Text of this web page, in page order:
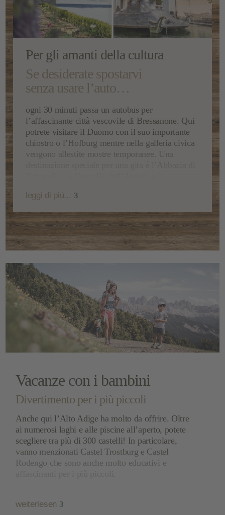
Per gli amanti della cultura
Se desiderate spostarvi
senza usare l’auto…
ogni 30 minuti passa un autobus per
l’affascinante città vescovile di Bressanone. Qui
potrete visitare il Duomo con il suo importante
chiostro o l’Hofburg mentre nella galleria civica
vengono allestite mostre temporanee. Una
30 minuti aBolzano , che con la Piazza Walther e
il suo famoso mercato della frutta è del
capoluogo della provincia
! Qui si può
passeggiare sotto i portici e acquistare qualche
bel souvenir nei piccoli negozi. Interessante è
anche il Museo di Scienze Naturali, dove è
conservatoÖtzi, l’uomo dei ghiacci
gelato, una buona pizza o un aperitivo solo
sempre la conclusione ideale della vostra gita a
Bolzano!
leggi di più... 3
Vacanze con i bambini
Divertimento per i più piccoli
Anche qui l’Alto Adige ha molto da offrire. Oltre
ai numerosi laghi e alle piscine all’aperto, potete
scegliere tra più di 300 castelli! In particolare,
vanno menzionati Castel Trostburg e Castel
Rodengo che sono anche molto educativi e
Prendete allora la funivia per raggiungere la
weiterlesen 3